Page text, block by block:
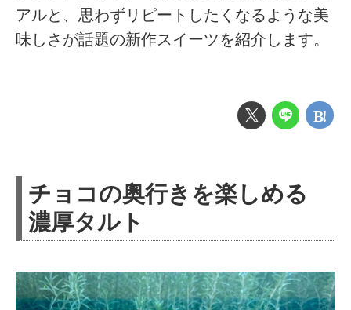
アルと、思わずリピートしたくなるような美
味しさが話題の新作スイーツを紹介します。
チョコの奥行きを楽しめる
濃厚タルト